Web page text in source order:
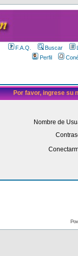
F.A.Q. Buscar
Perfil
Por favor, ingrese su
Nombre de